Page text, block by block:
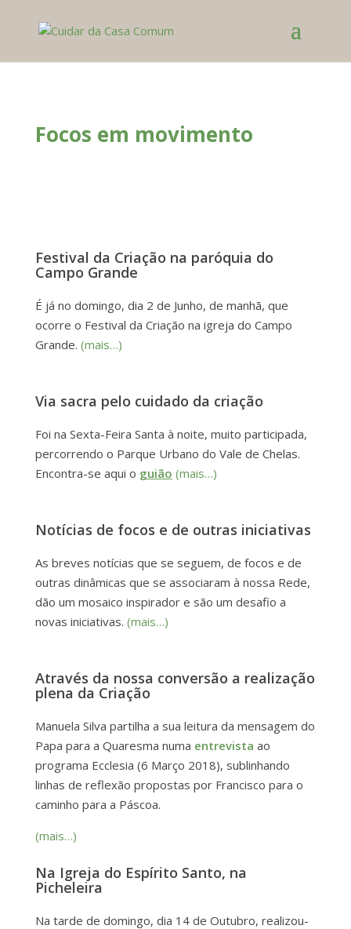
Focos em movimento
Festival da Criação na paróquia do
Campo Grande
É já no domingo, dia 2 de Junho, de manhã, que
ocorre o Festival da Criação na igreja do Campo
Grande. (mais…)
Via sacra pelo cuidado da criação
Foi na Sexta-Feira Santa à noite, muito participada,
percorrendo o Parque Urbano do Vale de Chelas.
Encontra-se aqui o guião (mais…)
Notícias de focos e de outras iniciativas
As breves notícias que se seguem, de focos e de
outras dinâmicas que se associaram à nossa Rede,
dão um mosaico inspirador e são um desafio a
novas iniciativas. (mais…)
Através da nossa conversão a realização
plena da Criação
Manuela Silva partilha a sua leitura da mensagem do
Papa para a Quaresma numa entrevista ao
programa Ecclesia (6 Março 2018), sublinhando
linhas de reflexão propostas por Francisco para o
caminho para a Páscoa.
(mais…)
Na Igreja do Espírito Santo, na
Picheleira
Na tarde de domingo, dia 14 de Outubro, realizou-